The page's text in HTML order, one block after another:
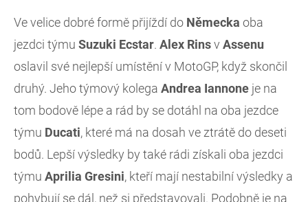
Ve velice dobré formě přijíždí do Německa oba
jezdci týmu Suzuki Ecstar. Alex Rinsv Assenu
oslavil své nejlepší umístění v MotoGP, když skončil
druhý. Jeho týmový kolega Andrea Iannone je na
tom bodově lépe a rád by se dotáhl na oba jezdce
týmu Ducati, které má na dosah ve ztrátě do deseti
bodů. Lepší výsledky by také rádi získali oba jezdci
týmu Aprilia Gresini, kteří mají nestabilní výsledky a
pohybují se dál, než si představovali. Podobně je na